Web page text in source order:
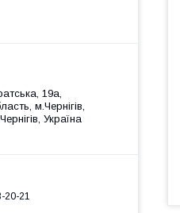
19а,
м.Чернігів,
Україна
20-21